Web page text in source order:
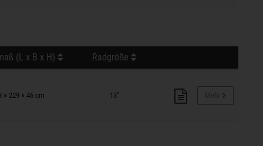
(L x B x H) Radgröße
× 229 × 46 cm 13"